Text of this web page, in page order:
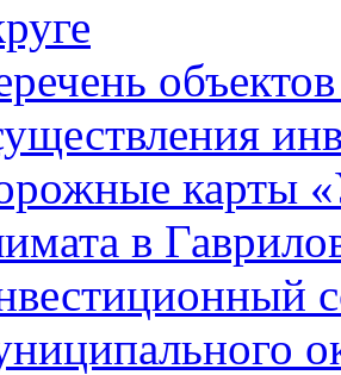
карты
в